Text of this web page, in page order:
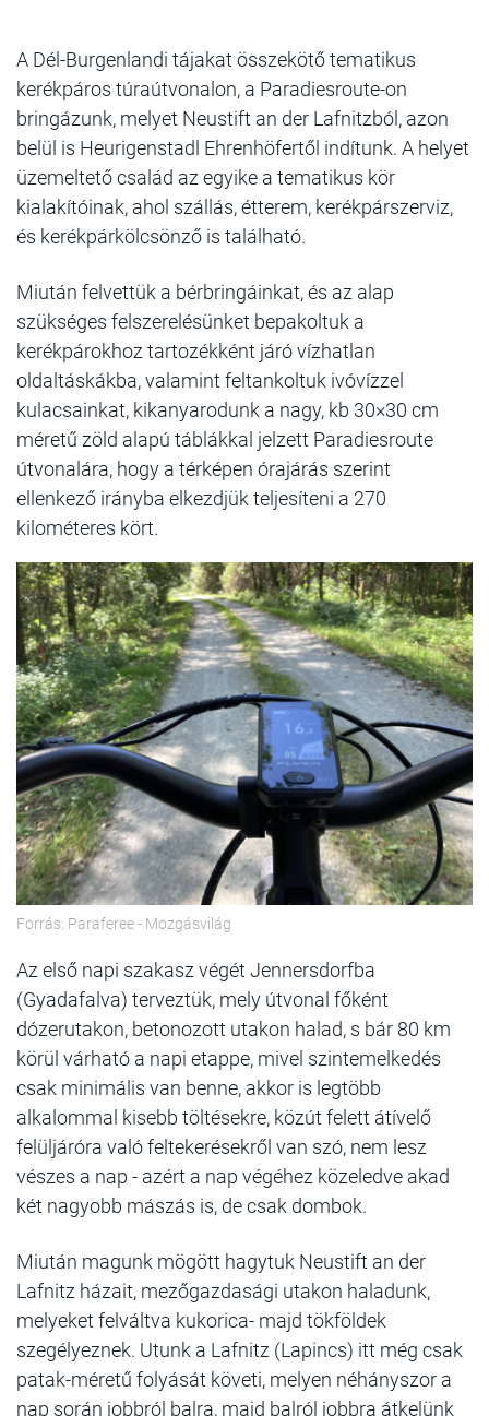
A Dél-Burgenlandi tájakat összekötő tematikus
kerékpáros túraútvonalon, a Paradiesroute-on
bringázunk, melyet Neustift an der Lafnitzból, azon
belül is Heurigenstadl Ehrenhöfertől indítunk. A helyet
üzemeltető család az egyike a tematikus kör
kialakítóinak, ahol szállás, étterem, kerékpárszerviz,
és kerékpárkölcsönző is található.
Miután felvettük a bérbringáinkat, és az alap
szükséges felszerelésünket bepakoltuk a
kerékpárokhoz tartozékként járó vízhatlan
oldaltáskákba, valamint feltankoltuk ivóvízzel
kulacsainkat, kikanyarodunk a nagy, kb 30×30 cm
méretű zöld alapú táblákkal jelzett Paradiesroute
útvonalára, hogy a térképen órajárás szerint
ellenkező irányba elkezdjük teljesíteni a 270
kilométeres kört.
Forrás: Paraferee - Mozgásvilág
Az első napi szakasz végét Jennersdorfba
(Gyadafalva) terveztük, mely útvonal főként
dózerutakon, betonozott utakon halad, s bár 80 km
körül várható a napi etappe, mivel szintemelkedés
csak minimális van benne, akkor is legtöbb
alkalommal kisebb töltésekre, közút felett átívelő
felüljáróra való feltekerésekről van szó, nem lesz
vészes a nap - azért a nap végéhez közeledve akad
két nagyobb mászás is, de csak dombok.
Miután magunk mögött hagytuk Neustift an der
Lafnitz házait, mezőgazdasági utakon haladunk,
melyeket felváltva kukorica- majd tökföldek
szegélyeznek. Utunk a Lafnitz (Lapincs) itt még csak
patak-méretű folyását követi, melyen néhányszor a
nap során jobbról balra, majd balról jobbra átkelünk